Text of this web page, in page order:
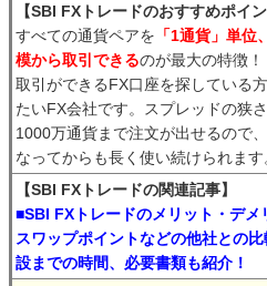
【SBI FXトレードのおすすめポイン
すべての通貨ペアを 「1通貨」単
模から取引できるのが最大の特徴
取引ができるFX口座を探している
たいFX会社です。スプレッドの狭
1000万通貨まで注文が出せるので
なってからも長く使い続けられます
【SBI FXトレードの関連記事】
■SBI FXトレードのメリット・デメ
スワップポイントなどの他社との
設までの時間、必要書類も紹介！